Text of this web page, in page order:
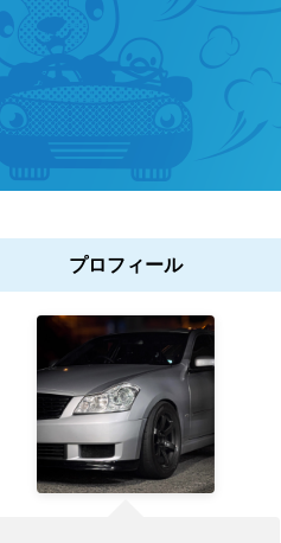
プロフィール